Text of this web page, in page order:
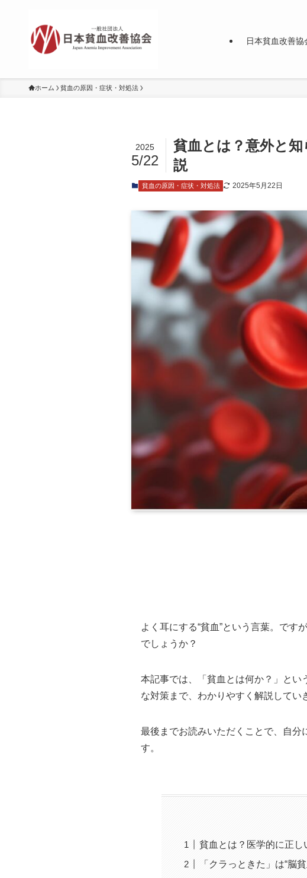
日本貧血改善協
ホーム 貧血の原因・症状・対処法
貧血とは？意外と
説
2025
5/22
貧血の原因・症状・対処法 2025年5月22日
よく耳にする“貧血”という言葉。で
でしょうか？
本記事では、「貧血とは何か？」とい
な対策まで、わかりやすく解説してい
最後までお読みいただくことで、自
す。
貧血とは？医学的に正し
「クラっときた」は“脳